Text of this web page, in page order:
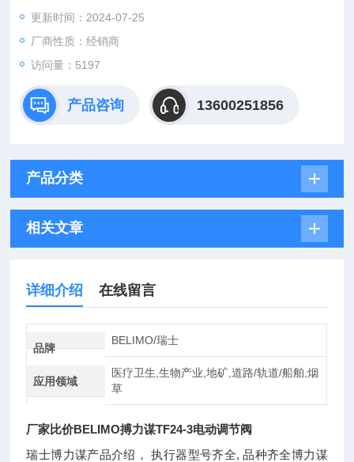
1）渠道广泛，国内有代理，或者有客户保护厂家不卖的产品，
只要您能提供型号，我们同样可以从德国的分销商来采购。
2）价格合理，绕过层层代理，最大限度的让利给客户。
更新时间：2024-07-25
厂商性质：经销商
访问量：5197
产品咨询 13600251856
产品分类
相关文章
详细介绍 在线留言
品牌
BELIMO/瑞士
应用领域
医疗卫生,生物产业,地矿,道路/轨道/船舶,烟
草
厂家比价BELIMO搏力谋TF24-3电动调节阀
瑞士博力谋产品介绍， 执行器型号齐全, 品种齐全博力谋